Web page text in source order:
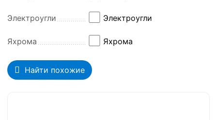
Электроугли Электроугли
Яхрома Яхрома
Найти похожие